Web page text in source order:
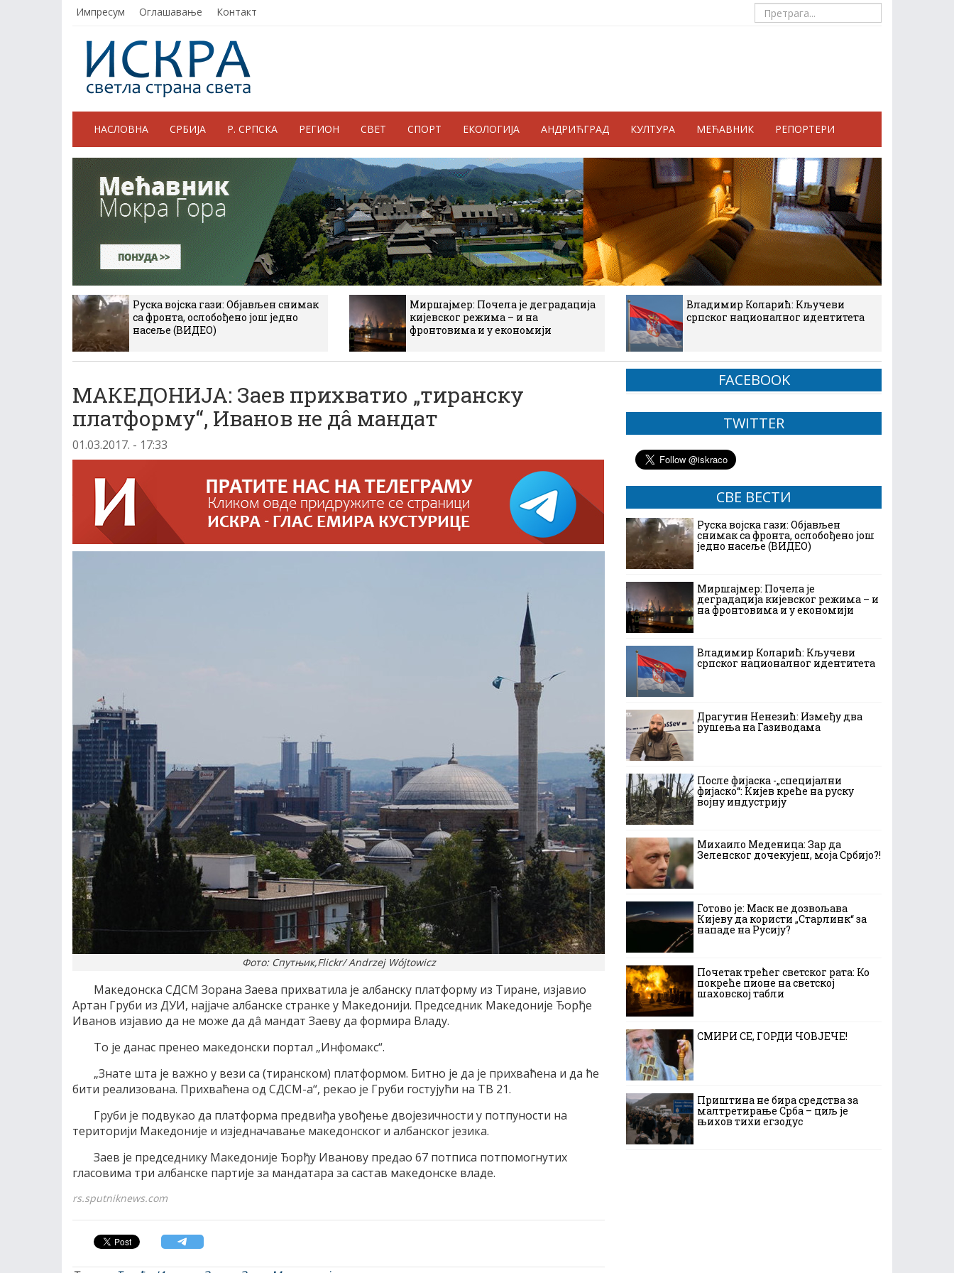
Импресум Оглашавање Контакт
НАСЛОВНА СРБИЈА Р. СРПСКА РЕГИОН СВЕТ СПОРТ ЕКОЛОГИЈА АНДРИЋГРАД КУЛТУРА МЕЋАВНИК РЕПОРТЕРИ
Руска војска гази: Објављен снимак
са фронта, ослобођено још једно
насеље (ВИДЕО)
Миршајмер: Почела је деградација
кијевског режима – и на
фронтовима и у економији
Владимир Коларић: Кључеви
српског националног идентитета
МАКЕДОНИЈА: Заев прихватио „тиранску
платформу“, Иванов не дâ мандат
01.03.2017. - 17:33
Фото: Спутњик,Flickr/ Andrzej Wójtowicz
Македонска СДСМ Зорана Заева прихватила је албанску платформу из Тиране, изјавио
Артан Груби из ДУИ, најјаче албанске странке у Македонији. Председник Македоније Ђорђе
Иванов изјавио да не може да дâ мандат Заеву да формира Владу.
То је данас пренео македонски портал „Инфомакс“.
„Знате шта је важно у вези са (тиранском) платформом. Битно је да је прихваћена и да ће
бити реализована. Прихваћена од СДСМ-а“, рекао је Груби гостујући на ТВ 21.
Груби је подвукао да платформа предвиђа увођење двојезичности у потпуности на
територији Македоније и изједначавање македонског и албанског језика.
Заев је председнику Македоније Ђорђу Иванову предао 67 потписа потпомогнутих
гласовима три албанске партије за мандатара за састав македонске владе.
rs.sputniknews.com
FACEBOOK
TWITTER
СВЕ ВЕСТИ
Руска војска гази: Објављен
снимак са фронта, ослобођено још
једно насеље (ВИДЕО)
Миршајмер: Почела је
деградација кијевског режима – и
на фронтовима и у економији
Владимир Коларић: Кључеви
српског националног идентитета
Драгутин Ненезић: Између два
рушења на Газиводама
После фијаска -„специјални
фијаско“: Кијев креће на руску
војну индустрију
Михаило Меденица: Зар да
Зеленског дочекујеш, моја Србијо?!
Готово је: Маск не дозвољава
Кијеву да користи „Старлинк“ за
нападе на Русију?
Почетак трећег светског рата: Ко
покреће пионе на светској
шаховској табли
СМИРИ СЕ, ГОРДИ ЧОВЈЕЧЕ!
Приштина не бира средства за
малтретирање Срба – циљ је
њихов тихи егзодус